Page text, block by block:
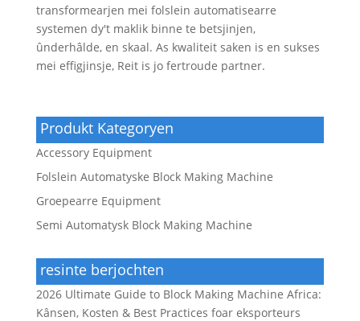
transformearjen mei folslein automatisearre
systemen dy't maklik binne te betsjinjen,
ûnderhâlde, en skaal. As kwaliteit saken is en sukses
mei effigjinsje, Reit is jo fertroude partner.
Produkt Kategoryen
Accessory Equipment
Folslein Automatyske Block Making Machine
Groepearre Equipment
Semi Automatysk Block Making Machine
resinte berjochten
2026 Ultimate Guide to Block Making Machine Africa:
Kânsen, Kosten & Best Practices foar eksporteurs